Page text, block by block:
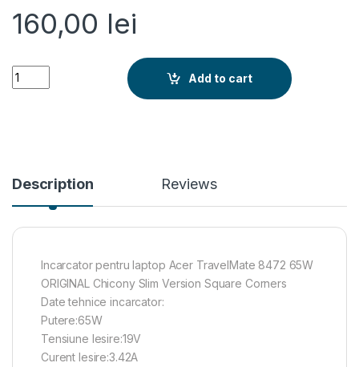
160,00 lei
Incarcator Acer pentru TravelMate 8472 65W ORIGINAL
Add to cart
Description Reviews
Incarcator pentru laptop Acer TravelMate 8472 65W
ORIGINAL Chicony Slim Version Square Corners
Date tehnice incarcator:
Putere:65W
Tensiune Iesire:19V
Curent Iesire:3.42A